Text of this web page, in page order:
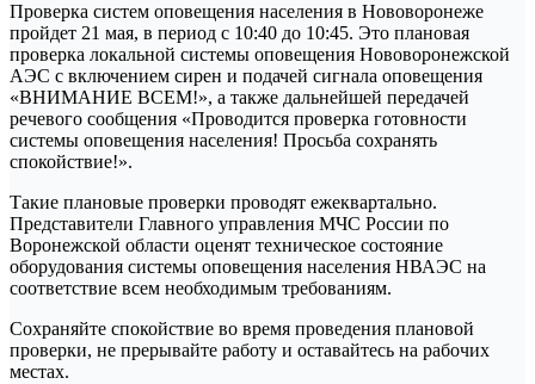
Проверка систем оповещения населения в Нововоронеже
пройдет 21 мая, в период с 10:40 до 10:45. Это плановая
проверка локальной системы оповещения Нововоронежской
АЭС с включением сирен и подачей сигнала оповещения
«ВНИМАНИЕ ВСЕМ!», а также дальнейшей передачей
речевого сообщения «Проводится проверка готовности
системы оповещения населения! Просьба сохранять
спокойствие!».
Такие плановые проверки проводят ежеквартально.
Представители Главного управления МЧС России по
Воронежской области оценят техническое состояние
оборудования системы оповещения населения НВАЭС на
соответствие всем необходимым требованиям.
Сохраняйте спокойствие во время проведения плановой
проверки, не прерывайте работу и оставайтесь на рабочих
местах.